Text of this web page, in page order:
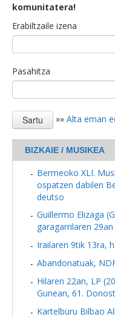
komunitatera!
Erabiltzaile izena
Pasahitza
»» Alta eman
BIZKAIE / MUSIKEA
Bermeoko XLI.
ospatzen dabilen
deutso
Guillermo Elizaga
garagarrilaren
Irailaren 9tik 13ra,
Abandonatuak,
Hilaren 22an, LP
Gunean, 61.
Kartelburu Bilbao